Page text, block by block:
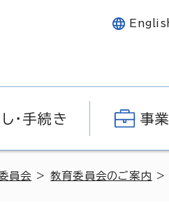
・手続き 事
員会 >教育委員会のご案内